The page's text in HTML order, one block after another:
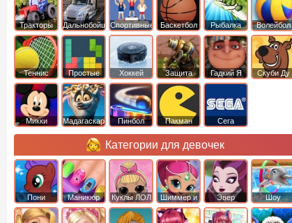
Тракторы ДальнобойщикиСпортивные Баскетбол Рыбалка Волейбол
Теннис Простые Хоккей
Защита
башни
Гадкий Я Скуби Ду
Микки
Мадагаскар Пинбол Пакман Сега
Категории для девочек
Пони
креатор
Маникюр Куклы ЛОЛ
Шиммер и
Шайн
Эвер
Афтер Хай
Шоу